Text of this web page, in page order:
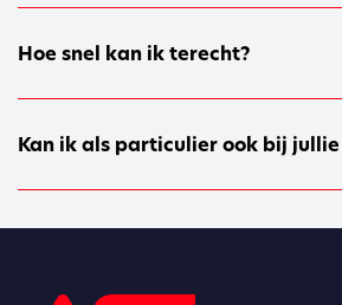
Hoe snel kan ik terecht?
Kan ik als particulier ook bij